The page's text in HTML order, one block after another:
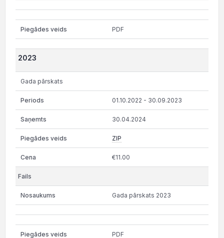
PDF
2023
Gada pārskats
01.10.2022 - 30.09.2023
30.04.2024
ZIP
€11.00
Gada pārskats 2023
PDF